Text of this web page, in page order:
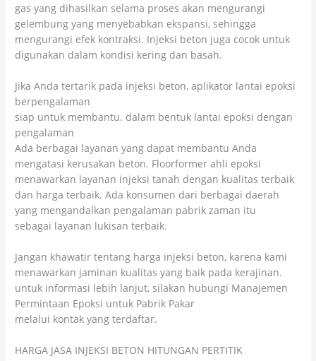
gas yang dihasilkan selama proses akan mengurangi
gelembung yang menyebabkan ekspansi, sehingga
mengurangi efek kontraksi. Injeksi beton juga cocok untuk
digunakan dalam kondisi kering dan basah.
Jika Anda tertarik pada injeksi beton, aplikator lantai epoksi
berpengalaman
siap untuk membantu. dalam bentuk lantai epoksi dengan
pengalaman
Ada berbagai layanan yang dapat membantu Anda
mengatasi kerusakan beton. Floorformer ahli epoksi
menawarkan layanan injeksi tanah dengan kualitas terbaik
dan harga terbaik. Ada konsumen dari berbagai daerah
yang mengandalkan pengalaman pabrik zaman itu
sebagai layanan lukisan terbaik.
Jangan khawatir tentang harga injeksi beton, karena kami
menawarkan jaminan kualitas yang baik pada kerajinan.
untuk informasi lebih lanjut, silakan hubungi Manajemen
Permintaan Epoksi untuk Pabrik Pakar
melalui kontak yang terdaftar.
HARGA JASA INJEKSI BETON HITUNGAN PERTITIK